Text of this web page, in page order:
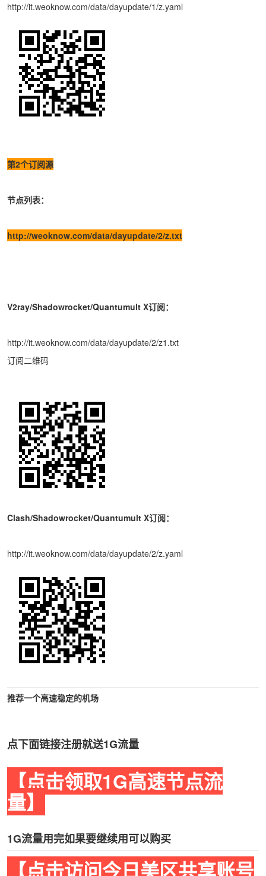
http://it.weoknow.com/data/dayupdate/1/z.yaml
第2个订阅源
节点列表：
http://weoknow.com/data/dayupdate/2/z.txt
V2ray/Shadowrocket/Quantumult X订阅：
http://it.weoknow.com/data/dayupdate/2/z1.txt
订阅二维码
Clash/Shadowrocket/Quantumult X订阅：
http://it.weoknow.com/data/dayupdate/2/z.yaml
推荐一个高速稳定的机场
点下面链接注册就送1G流量
【点击领取1G高速节点流
量】
1G流量用完如果要继续用可以购买
【点击访问今日美区共享账号